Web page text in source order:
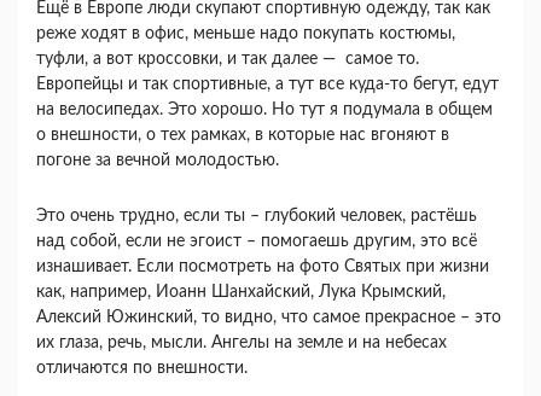
Ещё в Европе люди скупают спортивную одежду, так как
реже ходят в офис, меньше надо покупать костюмы,
туфли, а вот кроссовки, и так далее — самое то.
Европейцы и так спортивные, а тут все куда-то бегут, едут
на велосипедах. Это хорошо. Но тут я подумала в общем
о внешности, о тех рамках, в которые нас вгоняют в
погоне за вечной молодостью.
Это очень трудно, если ты – глубокий человек, растёшь
над собой, если не эгоист – помогаешь другим, это всё
изнашивает. Если посмотреть на фото Святых при жизни
как, например, Иоанн Шанхайский, Лука Крымский,
Алексий Южинский, то видно, что самое прекрасное – это
их глаза, речь, мысли. Ангелы на земле и на небесах
отличаются по внешности.